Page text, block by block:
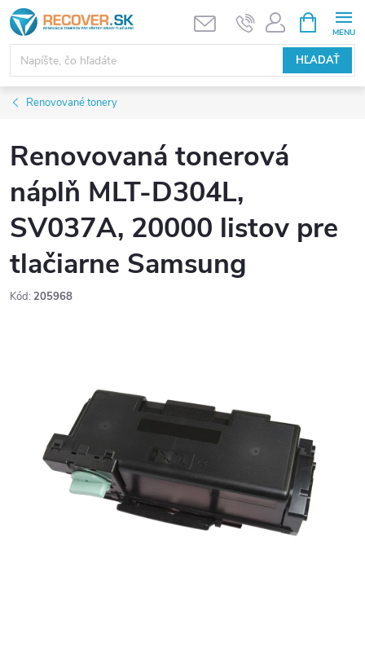
Prejsť
na
obsah
HĽADAŤ
KOŠÍK
Renovované tonery
Renovovaná tonerová
náplň MLT-D304L,
SV037A, 20000 listov pre
tlačiarne Samsung
Kód: 205968